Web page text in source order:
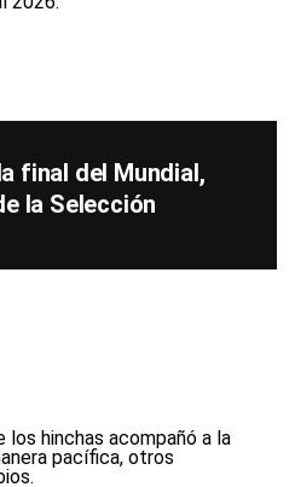
final del Mundial,
la Selección